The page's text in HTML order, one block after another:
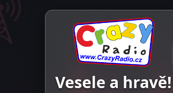
Vesele a hravě!